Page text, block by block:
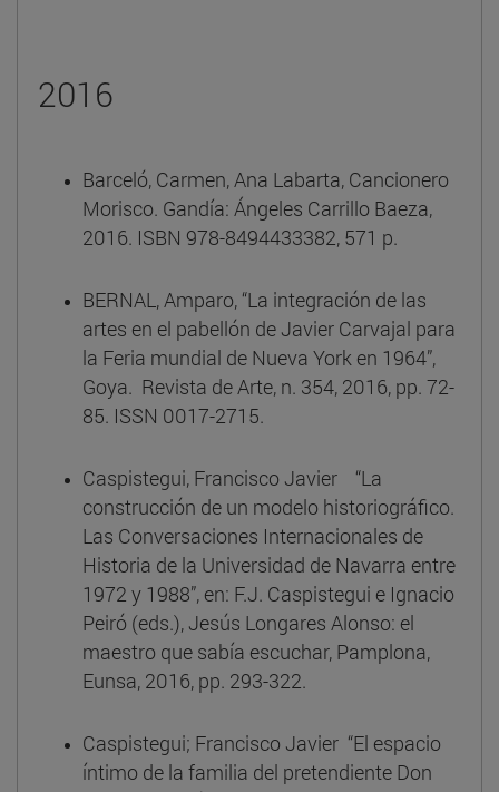
2016
Barceló, Carmen, Ana Labarta, Cancionero
Morisco. Gandía: Ángeles Carrillo Baeza,
2016. ISBN 978-8494433382, 571 p.
BERNAL, Amparo, “La integración de las
artes en el pabellón de Javier Carvajal para
la Feria mundial de Nueva York en 1964”,
Goya. Revista de Arte, n. 354, 2016, pp. 72-
85. ISSN 0017-2715.
Caspistegui, Francisco Javier “La
construcción de un modelo historiográfico.
Las Conversaciones Internacionales de
Historia de la Universidad de Navarra entre
1972 y 1988”, en: F.J. Caspistegui e Ignacio
Peiró (eds.), Jesús Longares Alonso: el
maestro que sabía escuchar, Pamplona,
Eunsa, 2016, pp. 293-322.
Caspistegui; Francisco Javier “El espacio
íntimo de la familia del pretendiente Don